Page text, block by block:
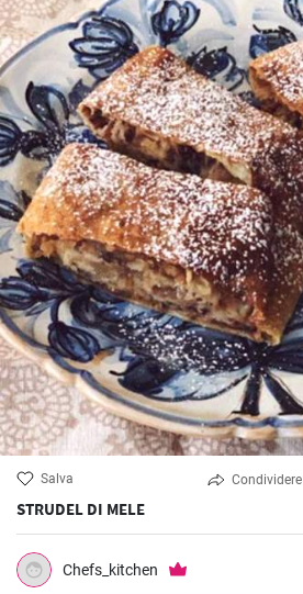
Salva Condividere
STRUDEL DI MELE
Chefs_kitchen